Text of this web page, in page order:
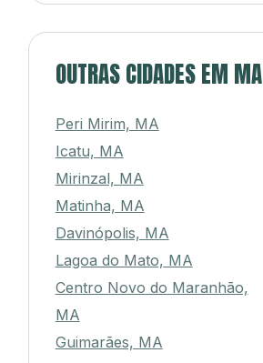
OUTRAS CIDADES EM MA
Peri Mirim, MA
Icatu, MA
Mirinzal, MA
Matinha, MA
Davinópolis, MA
Lagoa do Mato, MA
Centro Novo do Maranhão,
MA
Guimarães, MA